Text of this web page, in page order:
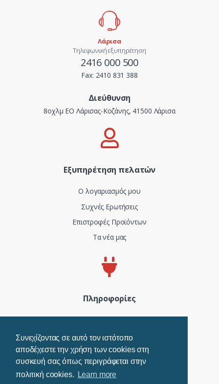
Συνεχίζοντας σε αυτό τον ιστότοπο
αποδέχεστε την χρήση των cookies στη
συσκευή σας όπως περιγράφεται στην
πολιτική cookies.
Learn more
Λάρισα
Τηλεφωνική εξυπηρέτηση
2416 000 500
Fax: 2410 831 388
Διεύθυνση
8οχλμ ΕΟ Λάρισας-Κοζάνης, 41500 Λάρισα
Εξυπηρέτηση πελατών
Ο λογαριασμός μου
Συχνές Ερωτήσεις
Επιστροφές Προϊόντων
Τα νέα μας
Πληροφορίες
Όροι Χρήσης
Τρόποι Πληρωμής
Πολιτική Cookies